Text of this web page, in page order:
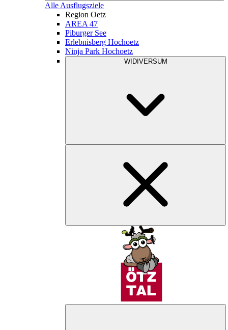
Alle Ausflugsziele
Region Oetz
AREA 47
Piburger See
Erlebnisberg Hochoetz
Ninja Park Hochoetz
WIDIVERSUM